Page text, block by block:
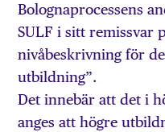
Bolognaprocessens
SULF i sitt remissvar
nivåbeskrivning för
utbildning”.
Det innebär att det i
anges att högre